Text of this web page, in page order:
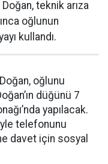
teknik arıza
oğlunun
kullandı.
oğlunu
düğünü 7
yapılacak.
telefonunu
davet için sosyal